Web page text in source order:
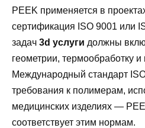
PEEK применяется в
сертификация ISO 9001 или
задач 3d услуги должны
геометрии, термообработку
Международный стандарт
требования к полимерам,
медицинских изделиях —
соответствует этим нормам.